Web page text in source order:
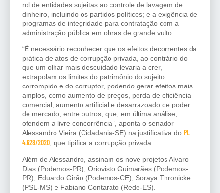
rol de entidades sujeitas ao controle de lavagem de
dinheiro, incluindo os partidos políticos; e a exigência de
programas de integridade para contratação com a
administração pública em obras de grande vulto.
“É necessário reconhecer que os efeitos decorrentes da
prática de atos de corrupção privada, ao contrário do
que um olhar mais descuidado levaria a crer,
extrapolam os limites do patrimônio do sujeito
corrompido e do corruptor, podendo gerar efeitos mais
amplos, como aumento de preços, perda de eficiência
comercial, aumento artificial e desarrazoado de poder
de mercado, entre outros, que, em última análise,
ofendem a livre concorrência”, aponta o senador
Alessandro Vieira (Cidadania-SE) na justificativa do PL
4.628/2020, que tipifica a corrupção privada.
Além de Alessandro, assinam os nove projetos Alvaro
Dias (Podemos-PR), Oriovisto Guimarães (Podemos-
PR), Eduardo Girão (Podemos-CE), Soraya Thronicke
(PSL-MS) e Fabiano Contarato (Rede-ES).